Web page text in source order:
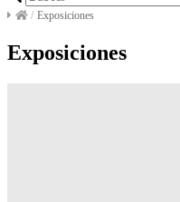
/ Exposiciones
Exposiciones